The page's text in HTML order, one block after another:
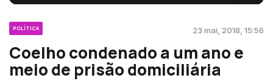
POLÍTICA 23 mai, 2018, 15:56
Coelho condenado a um ano e
meio de prisão domiciliária